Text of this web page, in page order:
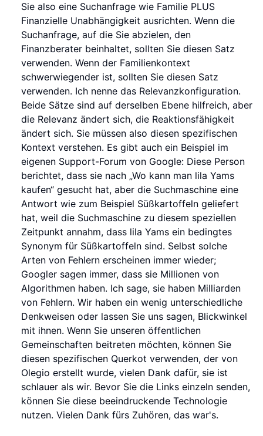
Sie also eine Suchanfrage wie Familie PLUS
Finanzielle Unabhängigkeit ausrichten. Wenn die
Suchanfrage, auf die Sie abzielen, den
Finanzberater beinhaltet, sollten Sie diesen Satz
verwenden. Wenn der Familienkontext
schwerwiegender ist, sollten Sie diesen Satz
verwenden. Ich nenne das Relevanzkonfiguration.
Beide Sätze sind auf derselben Ebene hilfreich, aber
die Relevanz ändert sich, die Reaktionsfähigkeit
ändert sich. Sie müssen also diesen spezifischen
Kontext verstehen. Es gibt auch ein Beispiel im
eigenen Support-Forum von Google: Diese Person
berichtet, dass sie nach „Wo kann man lila Yams
kaufen“ gesucht hat, aber die Suchmaschine eine
Antwort wie zum Beispiel Süßkartoffeln geliefert
hat, weil die Suchmaschine zu diesem speziellen
Zeitpunkt annahm, dass lila Yams ein bedingtes
Synonym für Süßkartoffeln sind. Selbst solche
Arten von Fehlern erscheinen immer wieder;
Googler sagen immer, dass sie Millionen von
Algorithmen haben. Ich sage, sie haben Milliarden
von Fehlern. Wir haben ein wenig unterschiedliche
Denkweisen oder lassen Sie uns sagen, Blickwinkel
mit ihnen. Wenn Sie unseren öffentlichen
Gemeinschaften beitreten möchten, können Sie
diesen spezifischen Querkot verwenden, der von
Olegio erstellt wurde, vielen Dank dafür, sie ist
schlauer als wir. Bevor Sie die Links einzeln senden,
können Sie diese beeindruckende Technologie
nutzen. Vielen Dank fürs Zuhören, das war's.